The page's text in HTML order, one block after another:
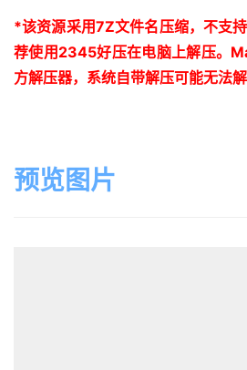
*该资源采用7Z文件名压缩，不支
荐使用2345好压在电脑上解压。
方解压器，系统自带解压可能无法解
预览图片